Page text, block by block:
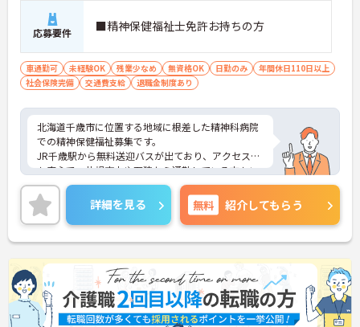
応募要件 ■精神保健福祉士免許お持ちの方
車通勤可 未経験OK 残業少なめ 無資格OK 日勤のみ
年間休日110日以上
社会保険完備
交通費支給 退職金制度あり
北海道千歳市に位置する地域に根差した精神科病院
での精神保健福祉募集です。
JR千歳駅から無料送迎バスが出ており、アクセス面
も安心で、札幌市内や石狩から通勤している方もい
ます。また、院内も非常に風通しの良い職場で残業
時間も帰りの送迎バスに合わせて帰宅できるといっ
た、月に1時間もないという点で働きやすく、市内
外からの評判も高いです。
ご興味頂けましたら面接尾ポイントなどお伝えいた
しますのでお気軽にご相談ください。
詳細を見る 無料 紹介してもらう